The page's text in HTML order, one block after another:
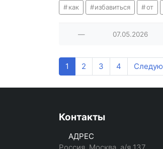
как избавиться от
— 07.05.2026
1 2 3 4
Контакты
АДРЕС